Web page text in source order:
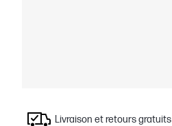
Livraison et retours gratuits